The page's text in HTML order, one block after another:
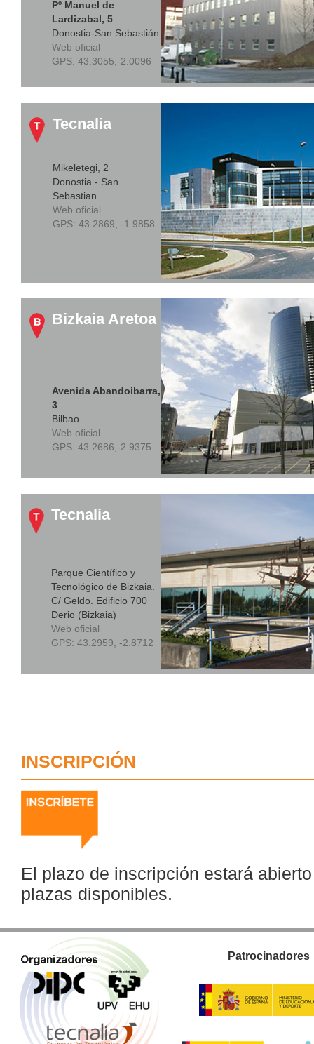
Pº Manuel de
Lardizabal, 5
Donostia-San Sebastián
Web oficial
GPS: 43.3055,-2.0096
Tecnalia
Mikeletegi, 2
Donostia - San
Sebastian
Web oficial
GPS: 43.2869, -1.9858
Bizkaia Aretoa
Avenida Abandoibarra,
3
Bilbao
Web oficial
GPS: 43.2686,-2.9375
Tecnalia
Parque Científico y
Tecnológico de Bizkaia.
C/ Geldo. Edificio 700
Derio (Bizkaia)
Web oficial
GPS: 43.2959, -2.8712
INSCRIPCIÓN
El plazo de inscripción estará
plazas disponibles.
Patrocinadores